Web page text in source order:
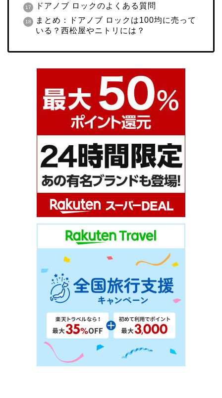
ドアノブ ロックのよくある質問
まとめ：ドアノブ ロックは100均に売って
いる？西松屋やニトリには？